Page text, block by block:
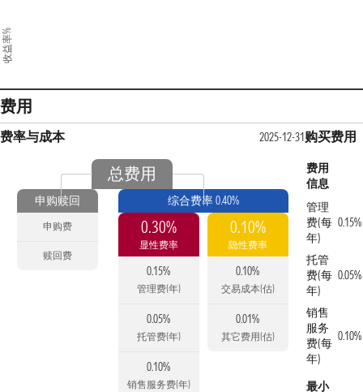
收益率%
费用
费率与成本 2025-12-31
总费用
申购赎回
申购费
赎回费
综合费率 0.40%
0.30%
显性费率
0.15%
管理费(年)
0.05%
托管费(年)
0.10%
销售服务费(年)
0.10%
隐性费率
0.10%
交易成本(估)
0.01%
其它费用(估)
购买费用
费用
信息
管理
费(每
年)
0.15%
托管
费(每
年)
0.05%
销售
服务
费(每
年)
0.10%
最小